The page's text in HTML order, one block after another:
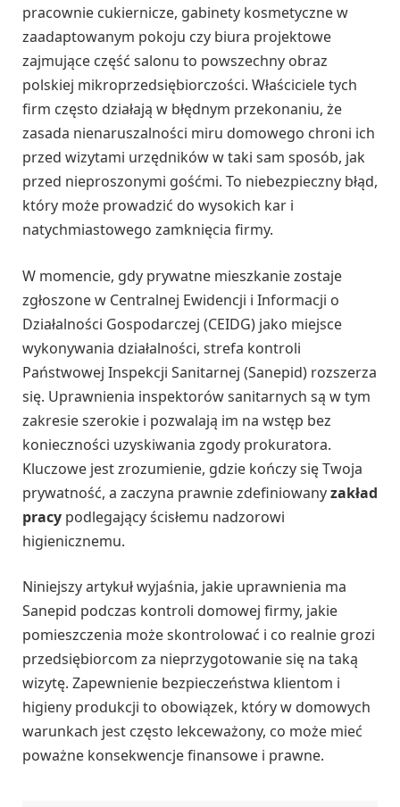
pracownie cukiernicze, gabinety kosmetyczne w
zaadaptowanym pokoju czy biura projektowe
zajmujące część salonu to powszechny obraz
polskiej mikroprzedsiębiorczości. Właściciele tych
firm często działają w błędnym przekonaniu, że
zasada nienaruszalności miru domowego chroni ich
przed wizytami urzędników w taki sam sposób, jak
przed nieproszonymi gośćmi. To niebezpieczny błąd,
który może prowadzić do wysokich kar i
natychmiastowego zamknięcia firmy.
W momencie, gdy prywatne mieszkanie zostaje
zgłoszone w Centralnej Ewidencji i Informacji o
Działalności Gospodarczej (CEIDG) jako miejsce
wykonywania działalności, strefa kontroli
Państwowej Inspekcji Sanitarnej (Sanepid) rozszerza
się. Uprawnienia inspektorów sanitarnych są w tym
zakresie szerokie i pozwalają im na wstęp bez
konieczności uzyskiwania zgody prokuratora.
Kluczowe jest zrozumienie, gdzie kończy się Twoja
prywatność, a zaczyna prawnie zdefiniowanyzakład
pracy podlegający ścisłemu nadzorowi
higienicznemu.
Niniejszy artykuł wyjaśnia, jakie uprawnienia ma
Sanepid podczas kontroli domowej firmy, jakie
pomieszczenia może skontrolować i co realnie grozi
przedsiębiorcom za nieprzygotowanie się na taką
wizytę. Zapewnienie bezpieczeństwa klientom i
higieny produkcji to obowiązek, który w domowych
warunkach jest często lekceważony, co może mieć
poważne konsekwencje finansowe i prawne.